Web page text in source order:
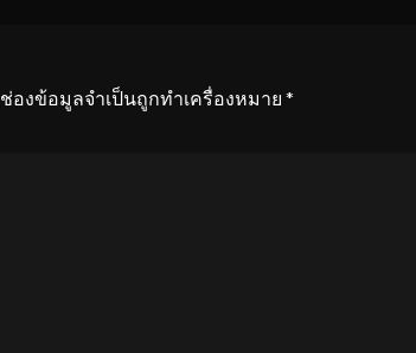
ช่องข้อมูลจำเป็นถูกทำเครื่องหมาย *